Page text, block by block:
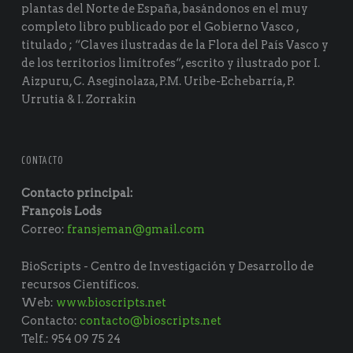
plantas del Norte de España, basándonos en el muy
completo libro publicado por el Gobierno Vasco ,
titulado ; “Claves ilustradas de la Flora del País Vasco y
de los territorios limítrofes“, escrito y ilustrado por I.
Aizpuru, C. Aseginolaza, P.M. Uribe-Echebarría, P.
Urrutia & I. Zorrakin
CONTACTO
Contacto principal:
François Lods
Correo: fransjeman@gmail.com
BioScripts - Centro de Investigación y Desarrollo de
recursos Científicos.
Web: www.bioscripts.net
Contacto:contacto@bioscripts.net
Telf.: 954 09 75 24